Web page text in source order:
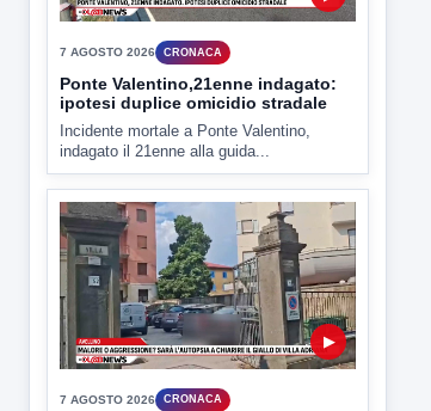
▶
CRONACA
Malore o aggressione? Sarà
Adriana
della prossima settimana l'incarico...